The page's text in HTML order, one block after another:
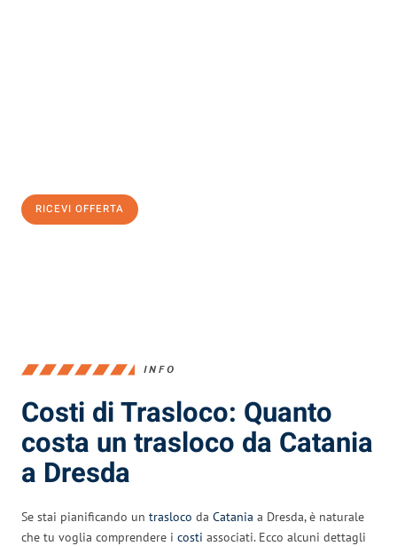
RICEVI OFFERTA
INFO
Costi di Trasloco: Quanto
costa un trasloco da Catania
a Dresda
Se stai pianificando un trasloco da Catania a Dresda, è naturale
che tu voglia comprendere i costi associati. Ecco alcuni dettagli